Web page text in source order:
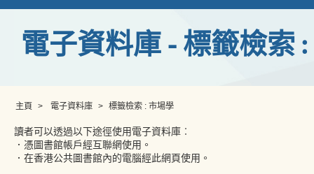
電子資料庫 - 標籤檢索
主頁 > 電子資料庫 > 標籤檢索 : 市場學
讀者可以透過以下途徑使用電子資料庫︰
．憑圖書館帳戶經互聯網使用。
．在香港公共圖書館內的電腦經此網頁使用。